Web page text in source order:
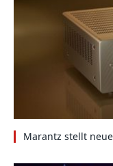
Marantz stellt